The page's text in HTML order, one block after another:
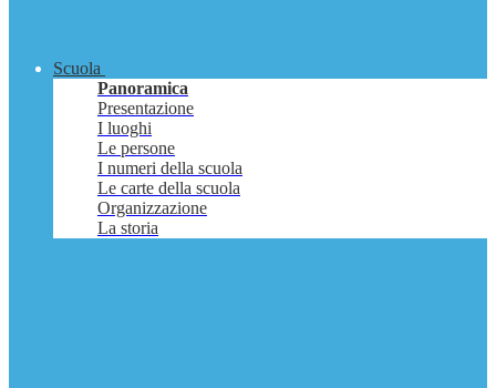
Scuola
Panoramica
Presentazione
I luoghi
Le persone
I numeri della scuola
Le carte della scuola
Organizzazione
La storia